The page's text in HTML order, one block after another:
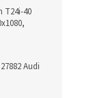
T24i-40
Audi